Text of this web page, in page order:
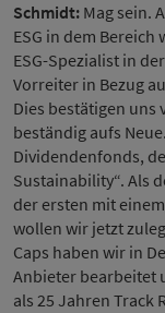
Schmidt: Mag sein.
ESG in dem
ESG-Spezialist in
Vorreiter in Bezug
Dies bestätigen uns
beständig aufs
Dividendenfonds,
Sustainability“. Als
der ersten mit
wollen wir jetzt
Caps haben wir in
Anbieter bearbeitet
als 25 Jahren Track